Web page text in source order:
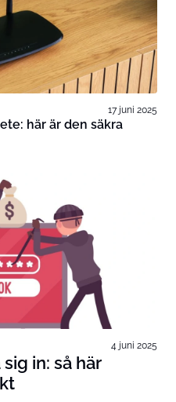
17 juni 2025
här är den säkra
4 juni 2025
in: så här